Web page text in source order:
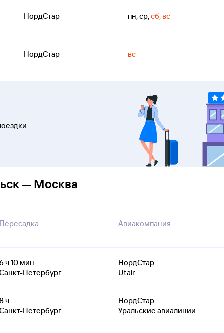
НордСтар пн, ср,сб, вс
НордСтар вс
— Москва
Пересадка Авиакомпания
ч 10 мин
Петербург
НордСтар
Utair
ч
Петербург
НордСтар
Уральские авиалинии